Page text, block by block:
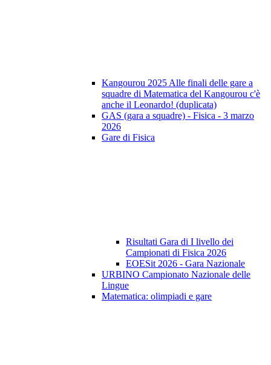
Kangourou 2025 Alle finali delle gare a
squadre di Matematica del Kangourou c'è
anche il Leonardo! (duplicata)
GAS (gara a squadre) - Fisica - 3 marzo
2026
Gare di Fisica
Risultati Gara di I livello dei
Campionati di Fisica 2026
EOESit 2026 - Gara Nazionale
URBINO Campionato Nazionale delle
Lingue
Matematica: olimpiadi e gare